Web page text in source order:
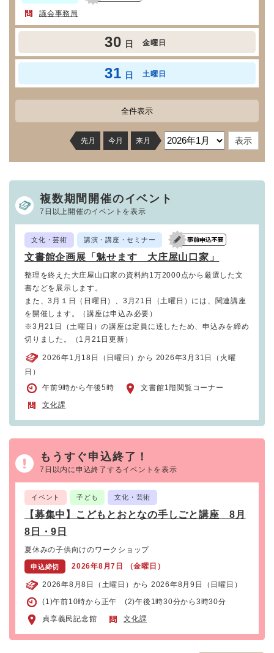
議会事務局
30 日 金曜日
31 日 土曜日
全件表示
先月 今月 来月
複数期間開催のイベント
7日以上開催のイベントを表示
文化・芸術 講演・講座・セミナー
文書館企画展「魅せます 大庄屋山口家」
整理を終えた大庄屋山口家の資料約1万2000点から厳選した文
書などを展示します。
また、3月１日（日曜日）、3月21日（土曜日）には、関連講座
を開催します。（講座は申込み必要）
※3月21日（土曜日）の講座は定員に達したため、申込みを締め
切りました。（1月21日更新）
2026年1月18日（日曜日）から 2026年3月31日（火曜
日）
午前9時から午後5時
文書館1階閲覧コーナー
文化課
もうすぐ申込終了！
7日以内に申込終了するイベントを表示
イベント 子ども 文化・芸術
【募集中】こどもとおとなの手しごと講座 8月
8日・9日
夏休みの子供向けのワークショップ
申込締切 2026年8月7日 （金曜日）
2026年8月8日（土曜日）から 2026年8月9日（日曜日）
(1)午前10時から正午 (2)午後1時30分から3時30分
貞享義民記念館
文化課